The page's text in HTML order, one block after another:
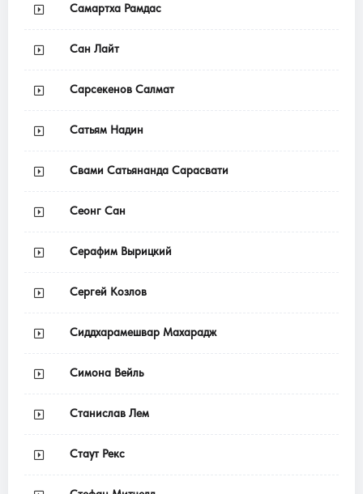
Самартха Рамдас
Сан Лайт
Сарсекенов Салмат
Сатьям Надин
Свами Сатьянанда Сарасвати
Сеонг Сан
Серафим Вырицкий
Сергей Козлов
Сиддхарамешвар Махарадж
Симона Вейль
Станислав Лем
Стаут Рекс